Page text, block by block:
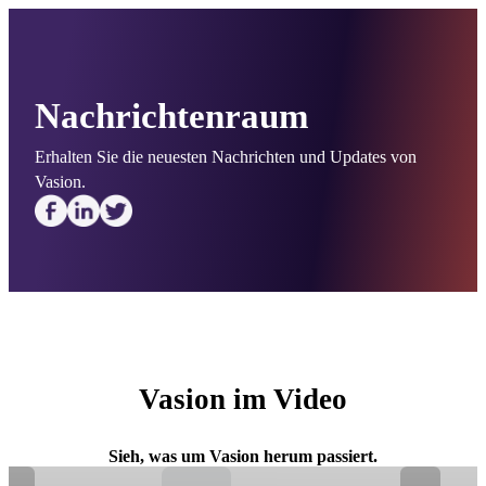
Nachrichtenraum
Erhalten Sie die neuesten Nachrichten und Updates von
Vasion.
Vasion im Video
Sieh, was um Vasion herum passiert.